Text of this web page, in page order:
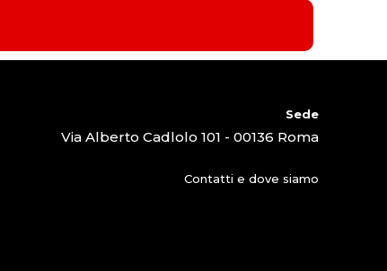
Sede
Via Alberto Cadlolo 101 - 00136 Roma
Contatti e dove siamo